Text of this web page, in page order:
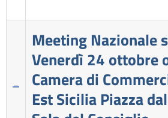
Meeting Nazionale
Venerdì 24 ottobre
Camera di
Est Sicilia Piazza